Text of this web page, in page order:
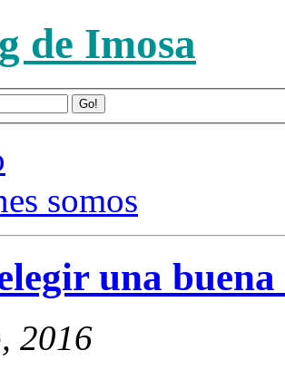
de Imosa
somos
una
2016